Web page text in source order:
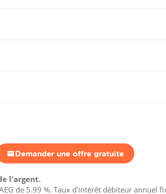
Demander une offre gratuite
l'argent.
de 5.99 %. Taux d'intérêt débiteur annuel